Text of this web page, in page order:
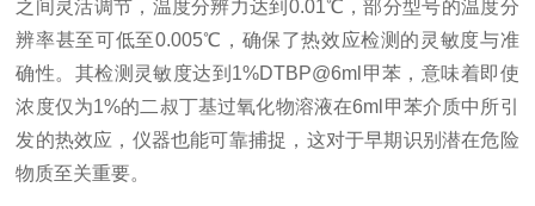
之间灵活调节，温度分辨力达到0.01℃，部分型号的温度分
辨率甚至可低至0.005℃，确保了热效应检测的灵敏度与准
确性。其检测灵敏度达到1%DTBP@6ml甲苯，意味着即使
浓度仅为1%的二叔丁基过氧化物溶液在6ml甲苯介质中所引
发的热效应，仪器也能可靠捕捉，这对于早期识别潜在危险
物质至关重要。